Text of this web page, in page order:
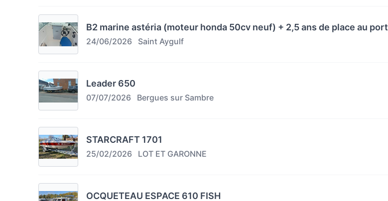
B2 marine astéria (moteur honda 50cv neuf) + 2,5 ans de place au port
24/06/2026 Saint Aygulf
Leader 650
07/07/2026 Bergues sur Sambre
STARCRAFT 1701
25/02/2026 LOT ET GARONNE
OCQUETEAU ESPACE 610 FISH